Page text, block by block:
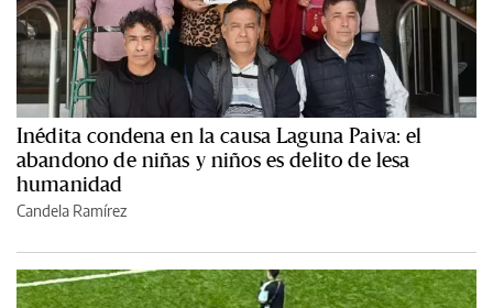
Inédita condena en la causa Laguna Paiva: el
abandono de niñas y niños es delito de lesa
humanidad
Candela Ramírez